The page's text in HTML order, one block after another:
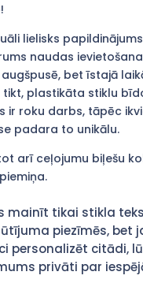
lielisks papildinājums
naudas
bet īstajā
tikt, plastikāta stiklu
ir roku darbs, tāpēc
padara to unikālu.
arī ceļojumu biļešu
mainīt tikai stikla
piezīmēs, bet
personalizēt citādi,
privāti par